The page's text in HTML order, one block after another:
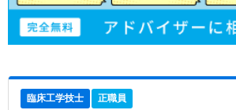
臨床工学技士 正職員